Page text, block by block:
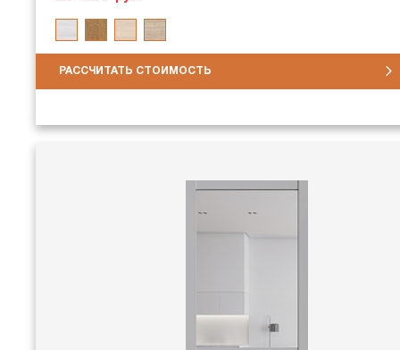
РАССЧИТАТЬ СТОИМОСТЬ